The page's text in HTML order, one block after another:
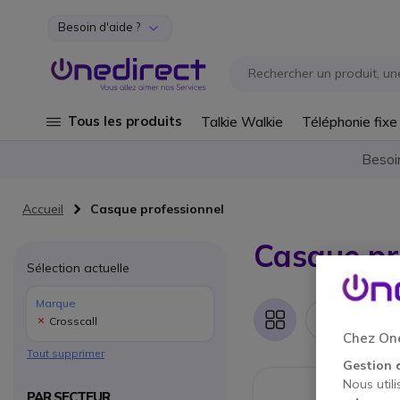
Aller au contenu
Besoin d'aide ?
Tous les produits Talkie Walkie Téléphonie fixe
Accueil Casque professionnel
Casque
Grille
Sélection actuelle
Marque
Crosscall
Tout supprimer
PAR SECTEUR
Chez
Gestion
Nous